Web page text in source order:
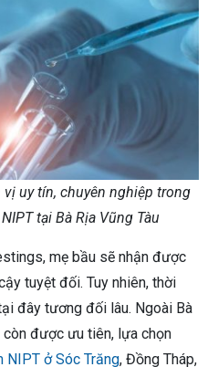
uy tín, chuyên nghiệp trong
tại Bà Rịa Vũng Tàu
mẹ bầu sẽ nhận được
tuyệt đối. Tuy nhiên, thời
đây tương đối lâu. Ngoài Bà
còn được ưu tiên, lựa chọn
NIPT ở Sóc Trăng, Đồng Tháp,